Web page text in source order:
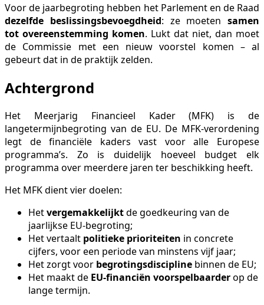
Voor de jaarbegroting hebben het Parlement en de Raad
dezelfde beslissingsbevoegdheid: ze moeten samen
tot overeenstemming komen. Lukt dat niet, dan moet
de Commissie met een nieuw voorstel komen – al
gebeurt dat in de praktijk zelden.
Achtergrond
Het Meerjarig Financieel Kader (MFK) is de
langetermijnbegroting van de EU. De MFK-verordening
legt de financiële kaders vast voor alle Europese
programma’s. Zo is duidelijk hoeveel budget elk
programma over meerdere jaren ter beschikking heeft.
Het MFK dient vier doelen:
Hetvergemakkelijktde goedkeuring van de
jaarlijkse EU-begroting;
Het vertaalt politieke prioriteiten in concrete
cijfers, voor een periode van minstens vijf jaar;
Het zorgt voor begrotingsdiscipline binnen de EU;
Het maakt de EU-financiën voorspelbaarderop de
lange termijn.